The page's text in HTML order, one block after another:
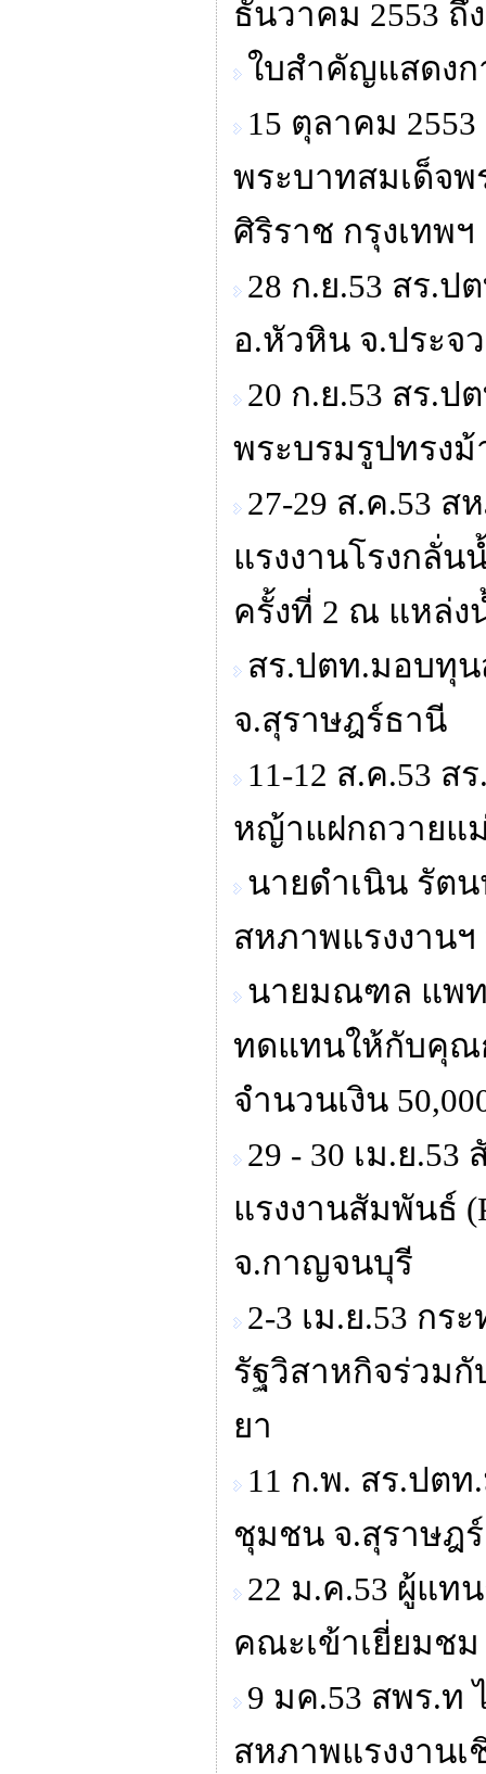
ธันวาคม 2553 ถึ
ใบสำคัญแสดงก
15 ตุลาคม
พระบาทสมเด็จพ
ศิริราช กรุงเทพฯ
28 ก.ย.53 สร.
อ.หัวหิน จ.ประจ
20 ก.ย.53 สร.
พระบรมรูปทรงม้
27-29 ส.ค.53 ส
แรงงานโรงกลั่
ครั้งที่ 2 ณ แหล่ง
สร.ปตท.มอบทุ
จ.สุราษฎร์ธานี
11-12 ส.ค.53 ส
หญ้าแฝกถวายแ
นายดำเนิน รัต
สหภาพแรงงาน
นายมณฑล แพท
ทดแทนให้กับคุณ
จำนวนเงิน
29 - 30 เม.ย
แรงงานสัมพันธ์
จ.กาญจนบุรี
2-3 เม.ย.53 ก
รัฐวิสาหกิจร่วม
ยา
11 ก.พ. สร.ปต
ชุมชน จ.สุราษฎ
22 ม.ค.53 ผู้แท
คณะเข้าเยี่ยมช
9 มค.53 สพร.ท
สหภาพแรงงานเ